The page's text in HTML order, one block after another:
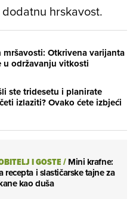
hrskavost.
mršavosti: Otkrivena varijanta
u održavanju vitkosti
ste tridesetu i planirate
izlaziti? Ovako ćete izbjeći
I GOSTE/Mini krafne:
recepta i slastičarske tajne za
kao duša